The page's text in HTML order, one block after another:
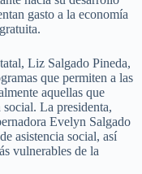
gasto a la economía
Liz Salgado Pineda,
que permiten a las
aquellas que
La presidenta,
Evelyn Salgado
asistencia social, así
vulnerables de la